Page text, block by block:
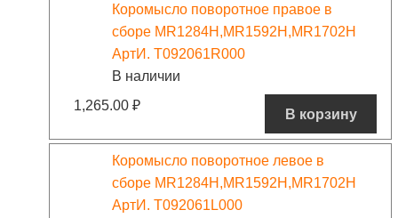
Коромысло поворотное правое в
сборе MR1284H,MR1592H,MR1702H
АртИ. T092061R000
В наличии
1,265.00 ₽
В корзину
Коромысло поворотное левое в
сборе MR1284H,MR1592H,MR1702H
АртИ. T092061L000